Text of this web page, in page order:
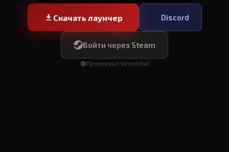
Скачать лаунчер Discord
Войти через Steam
Проверено VirusTotal